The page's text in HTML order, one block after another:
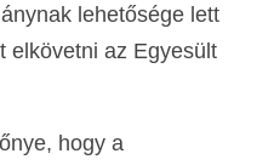
lehetősége lett
elkövetni az Egyesült
hogy a